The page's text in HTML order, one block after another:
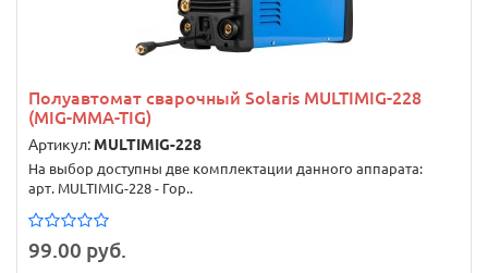
Полуавтомат сварочный Solaris MULTIMIG-228
(MIG-MMA-TIG)
Артикул: MULTIMIG-228
На выбор доступны две комплектации данного аппарата:
арт. MULTIMIG-228 - Гор..
99.00 руб.